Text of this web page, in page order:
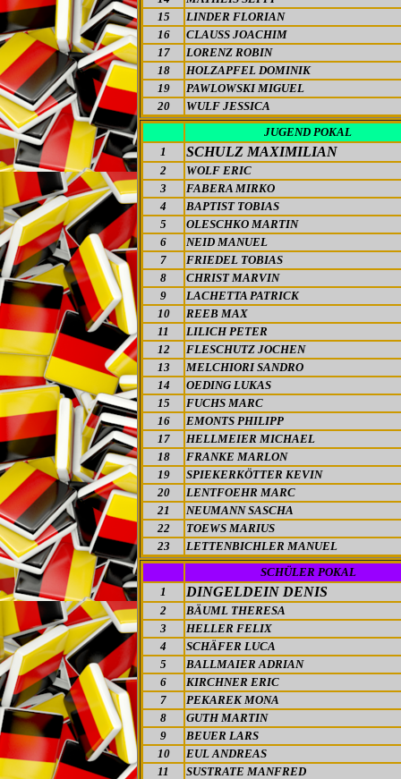
15
LINDER FLORIAN
16
CLAUSS JOACHIM
17
LORENZ ROBIN
18
HOLZAPFEL DOMINIK
19
PAWLOWSKI MIGUEL
20
WULF JESSICA
JUGEND POKAL
1
SCHULZ MAXIMILIAN
2
WOLF ERIC
3
FABERA MIRKO
4
BAPTIST TOBIAS
5
OLESCHKO MARTIN
6
NEID MANUEL
7
FRIEDEL TOBIAS
8
CHRIST MARVIN
9
LACHETTA PATRICK
10
REEB MAX
11
LILICH PETER
12
FLESCHUTZ JOCHEN
13
MELCHIORI SANDRO
14
OEDING LUKAS
15
FUCHS MARC
16
EMONTS PHILIPP
17
HELLMEIER MICHAEL
18
FRANKE MARLON
19
SPIEKERKÖTTER KEVIN
20
LENTFOEHR MARC
21
NEUMANN SASCHA
22
TOEWS MARIUS
23
LETTENBICHLER MANUEL
SCHÜLER POKAL
1
DINGELDEIN DENIS
2
BÄUML THERESA
3
HELLER FELIX
4
SCHÄFER LUCA
5
BALLMAIER ADRIAN
6
KIRCHNER ERIC
7
PEKAREK MONA
8
GUTH MARTIN
9
BEUER LARS
10
EUL ANDREAS
11
SUSTRATE MANFRED